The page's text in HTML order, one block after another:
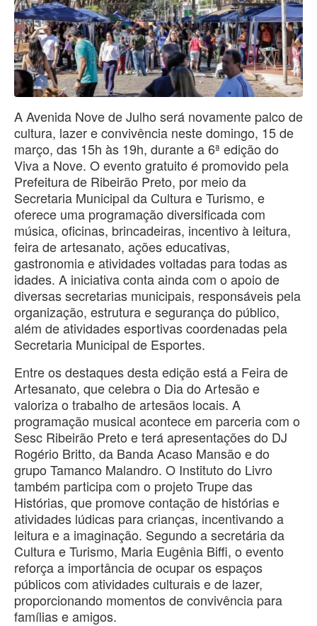
A Avenida Nove de Julho será novamente palco de
cultura, lazer e convivência neste domingo, 15 de
março, das 15h às 19h, durante a 6ª edição do
Viva a Nove. O evento gratuito é promovido pela
Prefeitura de Ribeirão Preto, por meio da
Secretaria Municipal da Cultura e Turismo, e
oferece uma programação diversificada com
música, oficinas, brincadeiras, incentivo à leitura,
feira de artesanato, ações educativas,
gastronomia e atividades voltadas para todas as
idades. A iniciativa conta ainda com o apoio de
diversas secretarias municipais, responsáveis pela
organização, estrutura e segurança do público,
além de atividades esportivas coordenadas pela
Secretaria Municipal de Esportes.
Entre os destaques desta edição está a Feira de
Artesanato, que celebra o Dia do Artesão e
valoriza o trabalho de artesãos locais. A
programação musical acontece em parceria com o
Sesc Ribeirão Preto e terá apresentações do DJ
Rogério Britto, da Banda Acaso Mansão e do
grupo Tamanco Malandro. O Instituto do Livro
também participa com o projeto Trupe das
Histórias, que promove contação de histórias e
atividades lúdicas para crianças, incentivando a
leitura e a imaginação. Segundo a secretária da
Cultura e Turismo, Maria Eugênia Biffi, o evento
reforça a importância de ocupar os espaços
públicos com atividades culturais e de lazer,
proporcionando momentos de convivência para
famílias e amigos.